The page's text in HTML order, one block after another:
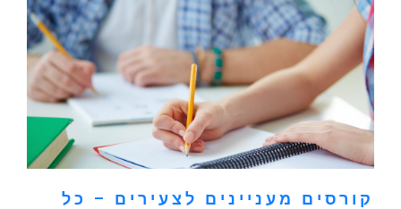
קורסים מעניינים לצעירים – כל